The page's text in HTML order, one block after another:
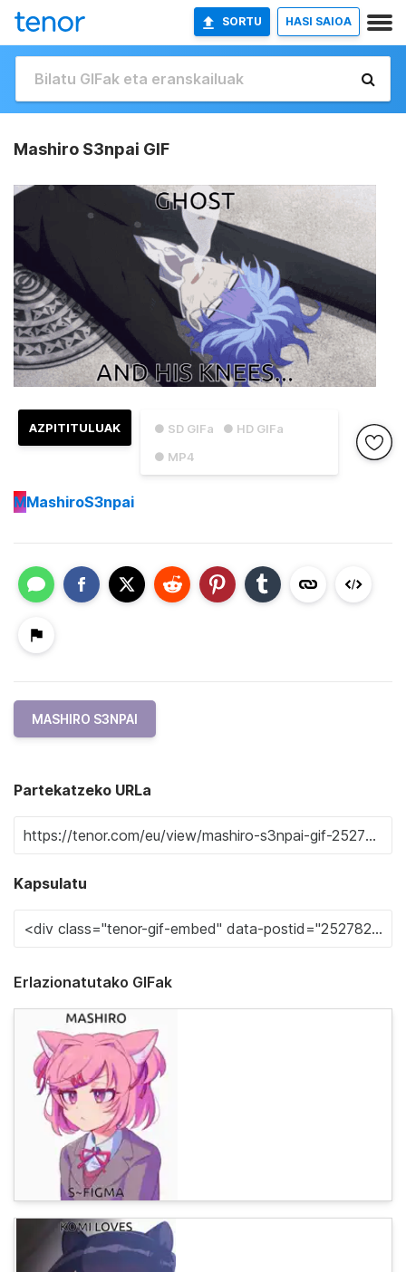
SORTU HASI SAIOA
Mashiro S3npai GIF
● SD GIFa
● HD GIFa
● MP4
AZPITITULUAK
MMashiroS3npai
MASHIRO S3NPAI
Partekatzeko URLa
Kapsulatu
Erlazionatutako GIFak